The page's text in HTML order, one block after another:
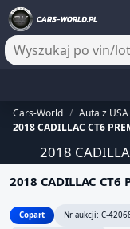
Cars-World / Auta z USA
2018 CADILLAC CT6
2018
2018 CADILLAC CT6
Copart Nr aukcji: C-